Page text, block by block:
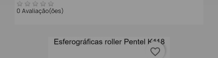
0 Avaliação(ões)
favorite_border